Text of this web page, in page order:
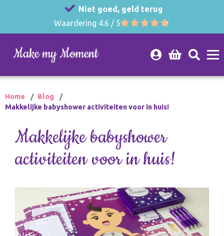
Niet goed, geld terug
Waardering 4.6 / 5
Home
Blog
Makkelijke babyshower activiteiten voor in huis!
Makkelijke babyshower
activiteiten voor in huis!